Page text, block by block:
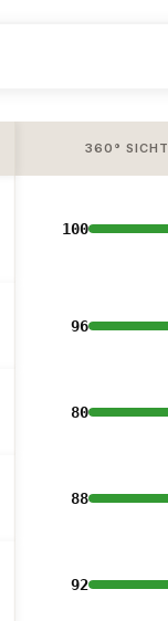
360° SICHT
100
96
80
88
92